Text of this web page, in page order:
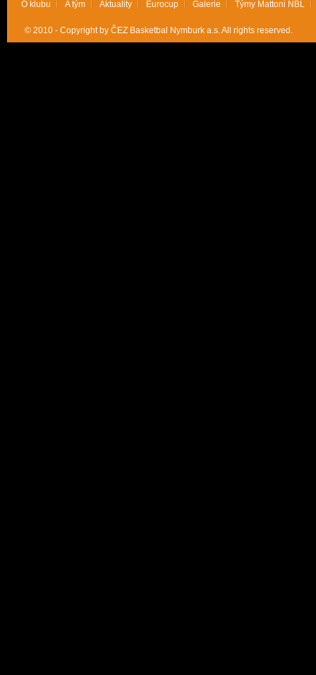
O klubu A tým Aktuality Eurocup Galerie Týmy Mattoni NBL
© 2010 - Copyright by ČEZ Basketbal Nymburk a.s. All rights reserved.